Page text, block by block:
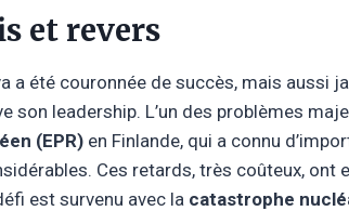
et revers
a été couronnée de succès, mais aussi
son leadership. L’un des problèmes
(EPR) en Finlande, qui a connu
Ces retards, très coûteux, ont
est survenu avec la catastrophe